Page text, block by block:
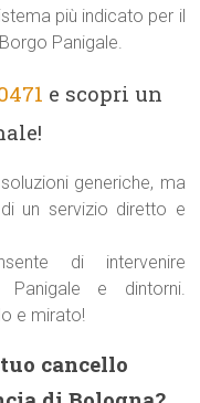
più indicato per il
Panigale.
e scopri un
generiche, ma
un servizio diretto e
di intervenire
e dintorni.
e mirato!
cancello